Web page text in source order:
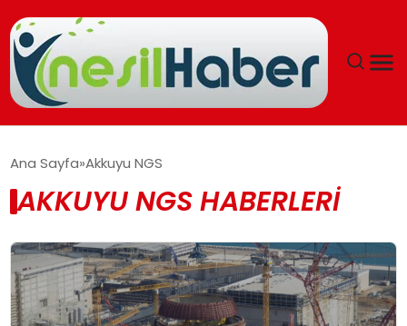
GÜNCEL
YAŞAM
EĞITIM
Ana Sayfa Akkuyu NGS
AKKUYU NGS HABERLERI